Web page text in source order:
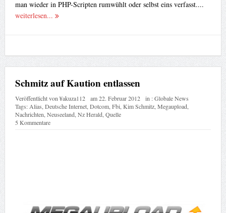
man wieder in PHP-Scripten rumwühlt oder selbst eins verfasst....
weiterlesen...
Schmitz auf Kaution entlassen
Veröffentlicht von¥akuza112 am22. Februar 2012 in :Globale News
Tags: Alias Deutsche Internet, Dotcom, Fbi Kim Schmitz, Megaupload,
Nachrichten Neuseeland, Nz Herald, Quelle
5 Kommentare